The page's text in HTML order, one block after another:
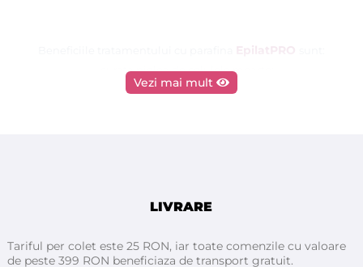
- curata pielea de celulele moarte;
- reda fermitatea si elasticitatea pielii;
- calmeaza durerile reumatice.
Inainte de a incepe sedinta de impachetare cu parafina
Vezi mai mult
LIVRARE
Tariful per colet este 25 RON, iar toate comenzile cu valoare
de peste 399 RON beneficiaza de transport gratuit.